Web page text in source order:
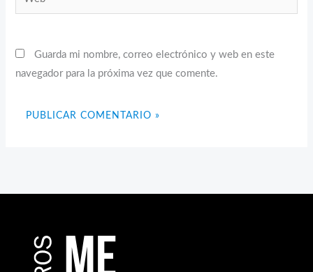
Guarda mi nombre, correo electrónico y web en este
navegador para la próxima vez que comente.